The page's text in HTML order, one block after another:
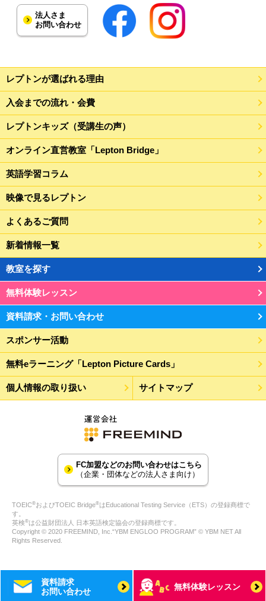
法人さま
お問い合わせ
レプトンが選ばれる理由
入会までの流れ・会費
レプトンキッズ（受講生の声）
オンライン直営教室「Lepton Bridge」
英語学習コラム
映像で見るレプトン
よくあるご質問
新着情報一覧
教室を探す
無料体験レッスン
資料請求・お問い合わせ
スポンサー活動
無料eラーニング「Lepton Picture Cards」
個人情報の取り扱い サイトマップ
FC加盟などのお問い合わせはこちら
（企業・団体などの法人さま向け）
TOEIC®およびTOEIC Bridge®はEducational Testing Service（ETS）の登録商標で
す。
英検®は公益財団法人 日本英語検定協会の登録商標です。
Copyright © 2020 FREEMIND, Inc.“YBM ENGLOO PROGRAM” © YBM NET All
Rights Reserved.
資料請求
お問い合わせ
無料体験レッスン